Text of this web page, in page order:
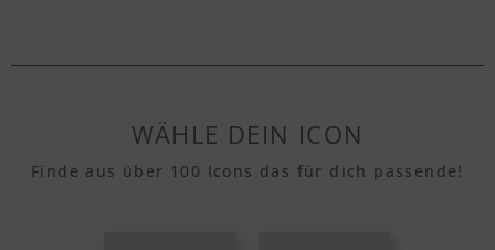
WÄHLE DEIN ICON
Finde aus über 100 Icons das für dich passende!